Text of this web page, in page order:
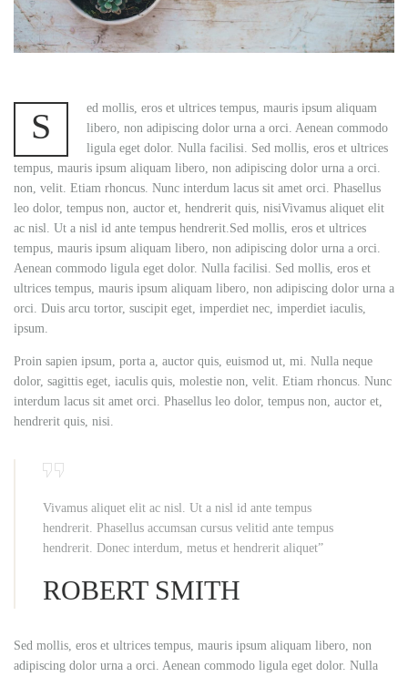
S
ed mollis, eros et ultrices tempus, mauris ipsum aliquam
libero, non adipiscing dolor urna a orci. Aenean commodo
ligula eget dolor. Nulla facilisi. Sed mollis, eros et ultrices
tempus, mauris ipsum aliquam libero, non adipiscing dolor urna a orci.
non, velit. Etiam rhoncus. Nunc interdum lacus sit amet orci. Phasellus
leo dolor, tempus non, auctor et, hendrerit quis, nisiVivamus aliquet elit
ac nisl. Ut a nisl id ante tempus hendrerit.Sed mollis, eros et ultrices
tempus, mauris ipsum aliquam libero, non adipiscing dolor urna a orci.
Aenean commodo ligula eget dolor. Nulla facilisi. Sed mollis, eros et
ultrices tempus, mauris ipsum aliquam libero, non adipiscing dolor urna a
orci. Duis arcu tortor, suscipit eget, imperdiet nec, imperdiet iaculis,
ipsum.
Proin sapien ipsum, porta a, auctor quis, euismod ut, mi. Nulla neque
dolor, sagittis eget, iaculis quis, molestie non, velit. Etiam rhoncus. Nunc
interdum lacus sit amet orci. Phasellus leo dolor, tempus non, auctor et,
hendrerit quis, nisi.
Vivamus aliquet elit ac nisl. Ut a nisl id ante tempus
hendrerit. Phasellus accumsan cursus velitid ante tempus
hendrerit. Donec interdum, metus et hendrerit aliquet”
ROBERT SMITH
Sed mollis, eros et ultrices tempus, mauris ipsum aliquam libero, non
adipiscing dolor urna a orci. Aenean commodo ligula eget dolor. Nulla